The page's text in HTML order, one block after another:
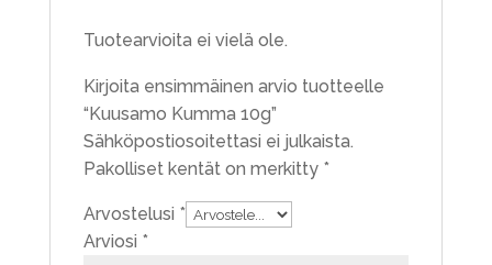
Tuotearvioita ei vielä ole.
Kirjoita ensimmäinen arvio tuotteelle
“Kuusamo Kumma 10g”
Sähköpostiosoitettasi ei julkaista.
Pakolliset kentät on merkitty *
Arvostelusi *
Arviosi *